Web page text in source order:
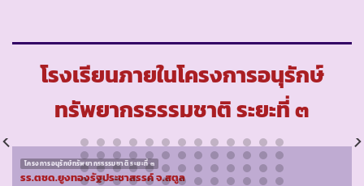
โรงเรียนภายในโครงการอนุรักษ์
ทรัพยากรธรรมชาติ ระยะที่ ๓
โครงการอนุรักษ์ทรัพยากรธรรมชาติ ระยะที่ ๓
รร.ตชด.ยูงทองรัฐประชาสรรค์ จ.สตูล